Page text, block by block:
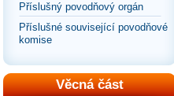
Příslušný povodňový orgán
Příslušné související povodňové
komise
Věcná část